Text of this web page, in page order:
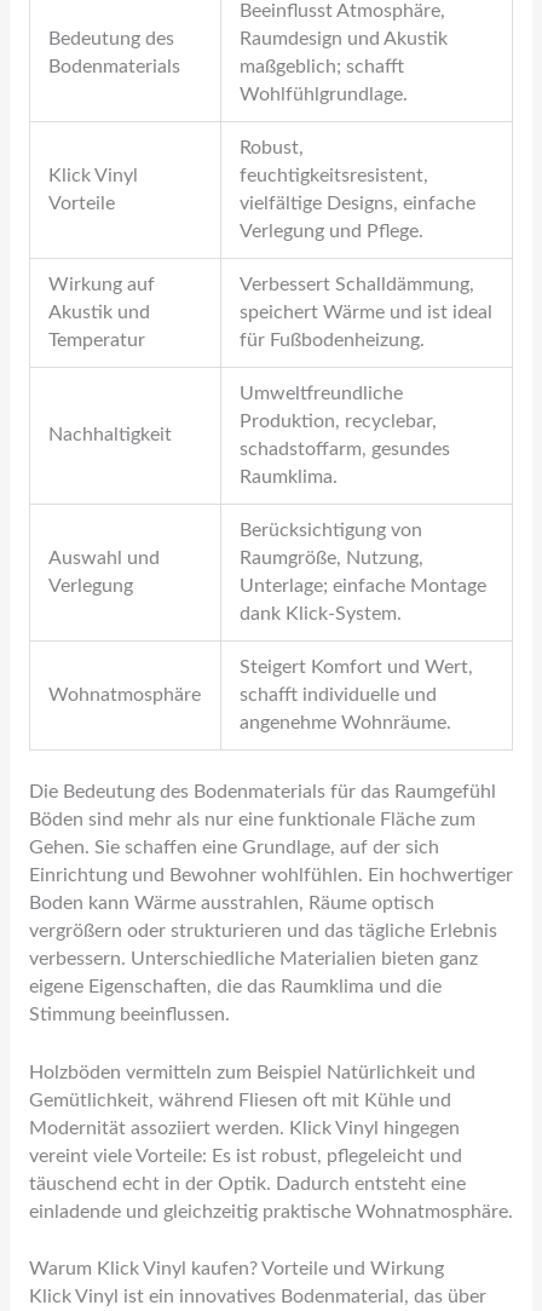
Bedeutung des
Bodenmaterials
Beeinflusst Atmosphäre,
Raumdesign und Akustik
maßgeblich; schafft
Wohlfühlgrundlage.
Klick Vinyl
Vorteile
Robust,
feuchtigkeitsresistent,
vielfältige Designs, einfache
Verlegung und Pflege.
Wirkung auf
Akustik und
Temperatur
Verbessert Schalldämmung,
speichert Wärme und ist ideal
für Fußbodenheizung.
Nachhaltigkeit
Umweltfreundliche
Produktion, recyclebar,
schadstoffarm, gesundes
Raumklima.
Auswahl und
Verlegung
Berücksichtigung von
Raumgröße, Nutzung,
Unterlage; einfache Montage
dank Klick-System.
Wohnatmosphäre
Steigert Komfort und Wert,
schafft individuelle und
angenehme Wohnräume.
Die Bedeutung des Bodenmaterials für das Raumgefühl
Böden sind mehr als nur eine funktionale Fläche zum
Gehen. Sie schaffen eine Grundlage, auf der sich
Einrichtung und Bewohner wohlfühlen. Ein hochwertiger
Boden kann Wärme ausstrahlen, Räume optisch
vergrößern oder strukturieren und das tägliche Erlebnis
verbessern. Unterschiedliche Materialien bieten ganz
eigene Eigenschaften, die das Raumklima und die
Stimmung beeinflussen.
Holzböden vermitteln zum Beispiel Natürlichkeit und
Gemütlichkeit, während Fliesen oft mit Kühle und
Modernität assoziiert werden. Klick Vinyl hingegen
vereint viele Vorteile: Es ist robust, pflegeleicht und
täuschend echt in der Optik. Dadurch entsteht eine
einladende und gleichzeitig praktische Wohnatmosphäre.
Warum Klick Vinyl kaufen? Vorteile und Wirkung
Klick Vinyl ist ein innovatives Bodenmaterial, das über